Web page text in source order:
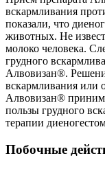
вскармливания
показали, что
животных. Не
молоко человека.
грудного
Алвовизан®.
вскармливания или
Алвовизан®
пользы грудного
терапии
Побочные